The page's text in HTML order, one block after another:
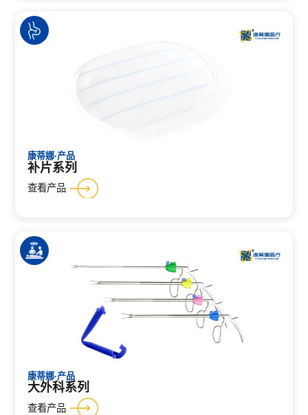
康蒂娜·产品
补片系列
查看产品
康蒂娜·产品
大外科系列
查看产品